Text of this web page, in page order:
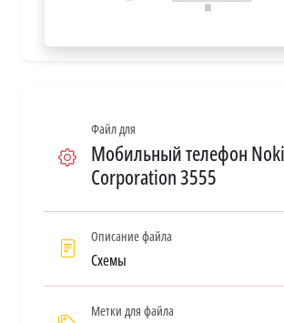
Файл для
Мобильный телефон
Corporation 3555
Описание файла
Схемы
Метки для файла